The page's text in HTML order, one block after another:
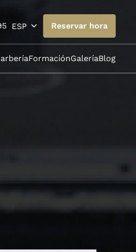
ESP Reservar hora
FormaciónGaleríaBlog